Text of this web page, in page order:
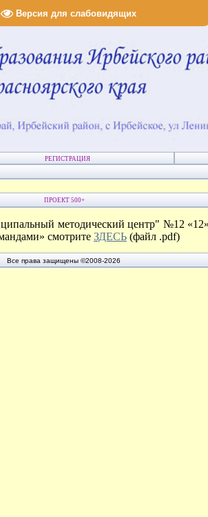
Версия для слабовидящих
РЕГИСТРАЦИЯ
ПРОЕКТ 500+
методический центр" №12 «12»
смотрите ЗДЕСЬ (файл .pdf)
Все права защищены ©2008-2026